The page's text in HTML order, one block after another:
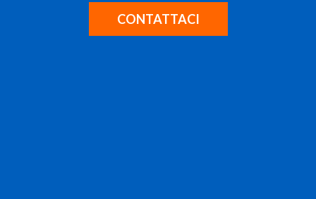
CONTATTACI